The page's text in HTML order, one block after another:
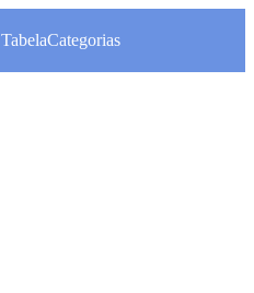
TabelaCategorias